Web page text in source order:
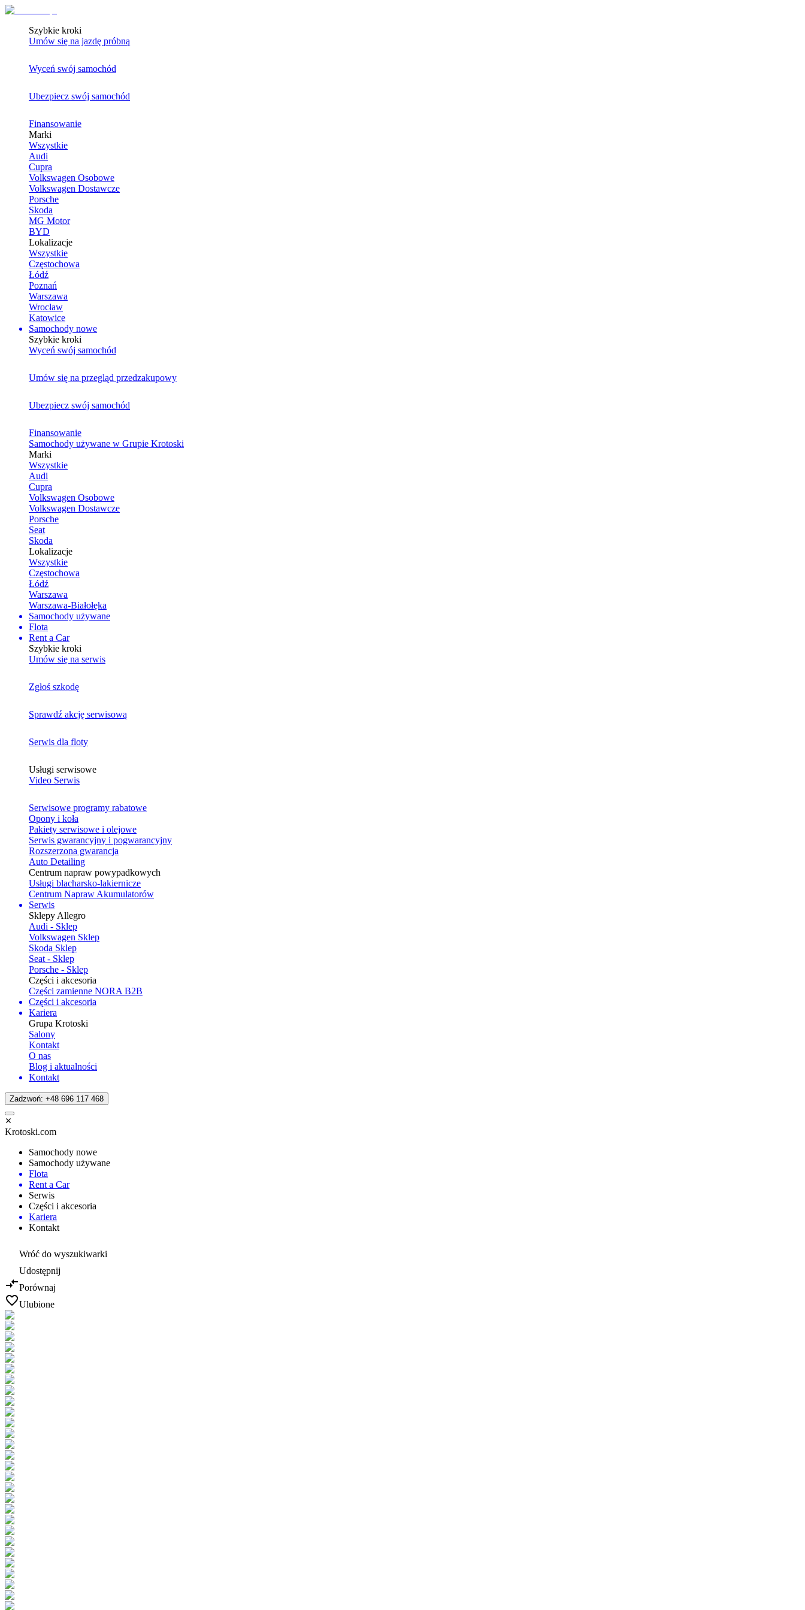
Szybkie kroki
Umów się na jazdę próbną
Wyceń swój samochód
Ubezpiecz swój samochód
Finansowanie
Marki
Wszystkie
Audi
Cupra
Volkswagen Osobowe
Volkswagen Dostawcze
Porsche
Skoda
MG Motor
BYD
Lokalizacje
Wszystkie
Częstochowa
Łódź
Poznań
Warszawa
Wrocław
Katowice
Samochody nowe
Szybkie kroki
Wyceń swój samochód
Umów się na przegląd przedzakupowy
Ubezpiecz swój samochód
Finansowanie
Samochody używane w Grupie Krotoski
Marki
Wszystkie
Audi
Cupra
Volkswagen Osobowe
Volkswagen Dostawcze
Porsche
Seat
Skoda
Lokalizacje
Wszystkie
Częstochowa
Łódź
Warszawa
Warszawa-Białołęka
Samochody używane
Flota
Rent a Car
Szybkie kroki
Umów się na serwis
Zgłoś szkodę
Sprawdź akcję serwisową
Serwis dla floty
Usługi serwisowe
Video Serwis
Serwisowe programy rabatowe
Opony i koła
Pakiety serwisowe i olejowe
Serwis gwarancyjny i pogwarancyjny
Rozszerzona gwarancja
Auto Detailing
Centrum napraw powypadkowych
Usługi blacharsko-lakiernicze
Centrum Napraw Akumulatorów
Serwis
Sklepy Allegro
Audi - Sklep
Volkswagen Sklep
Skoda Sklep
Seat - Sklep
Porsche - Sklep
Części i akcesoria
Części zamienne NORA B2B
Części i akcesoria
Kariera
Grupa Krotoski
Salony
Kontakt
O nas
Blog i aktualności
Kontakt
Zadzwoń: +48 696 117 468
Krotoski.com
Samochody nowe
Samochody używane
Flota
Rent a Car
Serwis
Części i akcesoria
Kariera
Kontakt
Wróć do wyszukiwarki
Udostępnij
Porównaj
Ulubione